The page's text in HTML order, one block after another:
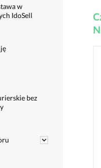
w
IdoSell
bez